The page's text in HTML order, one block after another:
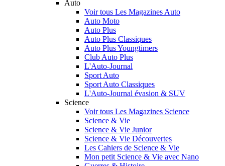
Auto
Voir tous Les Magazines Auto
Auto Moto
Auto Plus
Auto Plus Classiques
Auto Plus Youngtimers
Club Auto Plus
L'Auto-Journal
Sport Auto
Sport Auto Classiques
L'Auto-Journal évasion & SUV
Science
Voir tous Les Magazines Science
Science & Vie
Science & Vie Junior
Science & Vie Découvertes
Les Cahiers de Science & Vie
Mon petit Science & Vie avec Nano